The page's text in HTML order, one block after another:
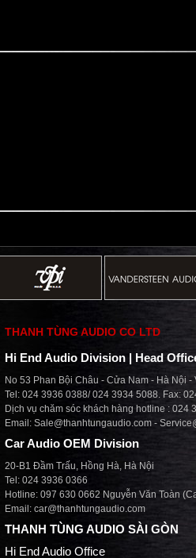
THANH TÙNG AUDIO CO LTD
Hi End Audio Division | Head
No 53 Phan Bội Châu - Cửa Nam - Hà Nội -
Tel: 024 3936 0388/ 024 3934 5088. Fax:
Dịch vụ chăm sóc khách hàng hotline : 024
Email: Sale@thanhtungaudio.com -
Car Audio OEM Division
20-B1 Đầm Trấu, Hồng Hà, Hà Nội
Tel: 024 3936 0366
Hotline: 097 630 0662 Nguyễn Văn Toàn
Email: car@thanhtungaudio.com
THANH TÙNG AUDIO SÀI GÒN
Hi End Audio Office